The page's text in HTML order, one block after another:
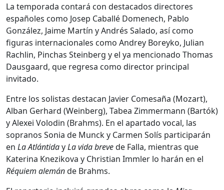
La temporada contará con destacados directores
españoles como Josep Caballé Domenech, Pablo
González, Jaime Martín y Andrés Salado, así como
figuras internacionales como Andrey Boreyko, Julian
Rachlin, Pinchas Steinberg y el ya mencionado Thomas
Dausgaard, que regresa como director principal
invitado.
Entre los solistas destacan Javier Comesaña (Mozart),
Alban Gerhard (Weinberg), Tabea Zimmermann (Bartók)
y Alexei Volodin (Brahms). En el apartado vocal, las
sopranos Sonia de Munck y Carmen Solís participarán
en La AtlántidayLa vida brevede Falla, mientras que
Katerina Knezikova y Christian Immler lo harán en el
Réquiem alemánde Brahms.